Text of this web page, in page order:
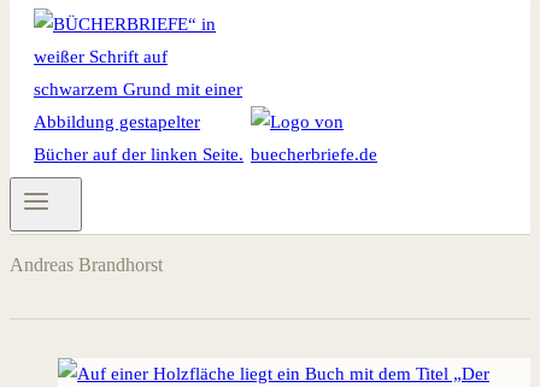
Andreas Brandhorst